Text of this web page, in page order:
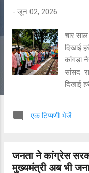
- जून 02, 2026
चार
दिखाई
कांगड़ा
सांसद
दिखाई
संचालन
तथा
रेलवे
एक टिप्पणी भेजें
जनता ने कांग्रेस
मुख्यमंत्री अब भी